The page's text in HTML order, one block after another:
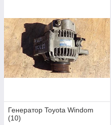
Генератор Toyota Windom
(10)